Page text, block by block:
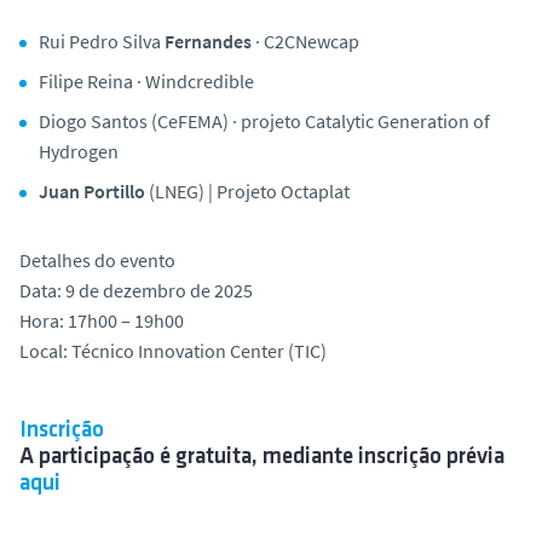
Rui Pedro Silva Fernandes · C2CNewcap
Filipe Reina · Windcredible
Diogo Santos (CeFEMA) · projeto Catalytic Generation of
Hydrogen
Juan Portillo (LNEG) | Projeto Octaplat
Detalhes do evento
Data: 9 de dezembro de 2025
Hora: 17h00 – 19h00
Local: Técnico Innovation Center (TIC)
Inscrição
A participação é gratuita, mediante inscrição prévia
aqui